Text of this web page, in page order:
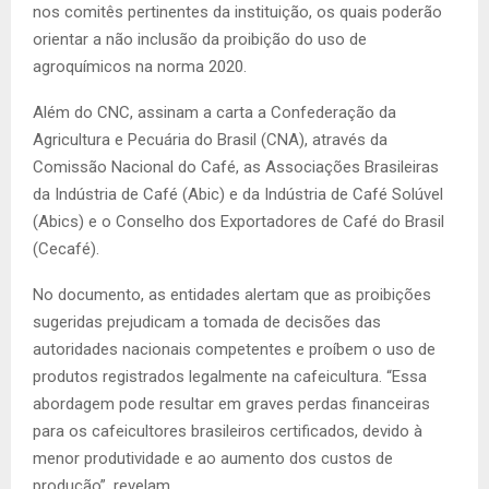
nos comitês pertinentes da instituição, os quais poderão
orientar a não inclusão da proibição do uso de
agroquímicos na norma 2020.
Além do CNC, assinam a carta a Confederação da
Agricultura e Pecuária do Brasil (CNA), através da
Comissão Nacional do Café, as Associações Brasileiras
da Indústria de Café (Abic) e da Indústria de Café Solúvel
(Abics) e o Conselho dos Exportadores de Café do Brasil
(Cecafé).
No documento, as entidades alertam que as proibições
sugeridas prejudicam a tomada de decisões das
autoridades nacionais competentes e proíbem o uso de
produtos registrados legalmente na cafeicultura. “Essa
abordagem pode resultar em graves perdas financeiras
para os cafeicultores brasileiros certificados, devido à
menor produtividade e ao aumento dos custos de